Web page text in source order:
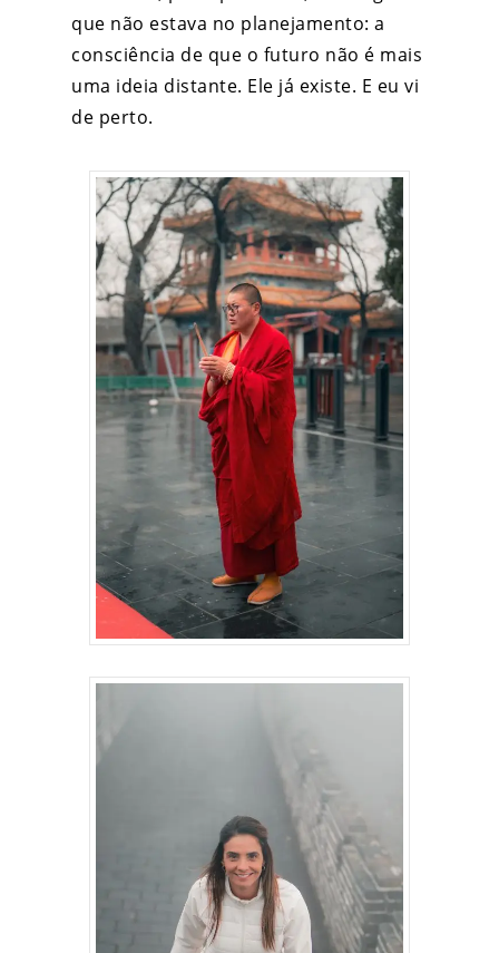
que não estava no planejamento: a
consciência de que o futuro não é mais
uma ideia distante. Ele já existe. E eu vi
de perto.